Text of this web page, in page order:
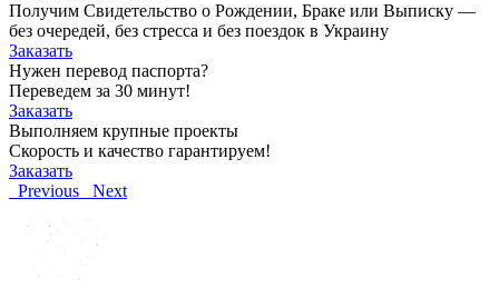
Получим Свидетельство о Рождении, Браке или Выписку —
без очередей, без стресса и без поездок в Украину
Заказать
Нужен перевод паспорта?
Переведем за 30 минут!
Заказать
Выполняем крупные проекты
Скорость и качество гарантируем!
Заказать
Previous
Next